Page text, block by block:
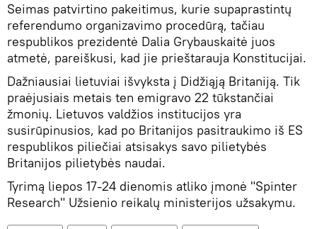
Seimas patvirtino pakeitimus, kurie supaprastintų
referendumo organizavimo procedūrą, tačiau
respublikos prezidentė Dalia Grybauskaitė juos
atmetė, pareiškusi, kad jie prieštarauja Konstitucijai.
Dažniausiai lietuviai išvyksta į Didžiąją Britaniją. Tik
praėjusiais metais ten emigravo 22 tūkstančiai
žmonių. Lietuvos valdžios institucijos yra
susirūpinusios, kad po Britanijos pasitraukimo iš ES
respublikos piliečiai atsisakys savo pilietybės
Britanijos pilietybės naudai.
Tyrimą liepos 17-24 dienomis atliko įmonė "Spinter
Research" Užsienio reikalų ministerijos užsakymu.